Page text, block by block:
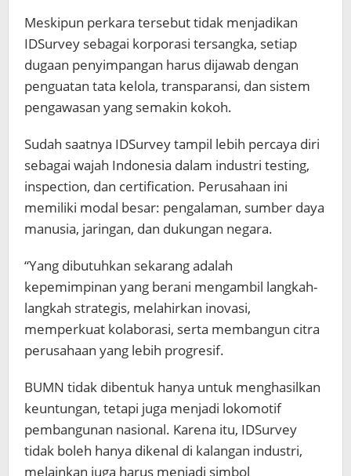
Meskipun perkara tersebut tidak menjadikan
IDSurvey sebagai korporasi tersangka, setiap
dugaan penyimpangan harus dijawab dengan
penguatan tata kelola, transparansi, dan sistem
pengawasan yang semakin kokoh.
Sudah saatnya IDSurvey tampil lebih percaya diri
sebagai wajah Indonesia dalam industri testing,
inspection, dan certification. Perusahaan ini
memiliki modal besar: pengalaman, sumber daya
manusia, jaringan, dan dukungan negara.
“Yang dibutuhkan sekarang adalah
kepemimpinan yang berani mengambil langkah-
langkah strategis, melahirkan inovasi,
memperkuat kolaborasi, serta membangun citra
perusahaan yang lebih progresif.
BUMN tidak dibentuk hanya untuk menghasilkan
keuntungan, tetapi juga menjadi lokomotif
pembangunan nasional. Karena itu, IDSurvey
tidak boleh hanya dikenal di kalangan industri,
melainkan juga harus menjadi simbol